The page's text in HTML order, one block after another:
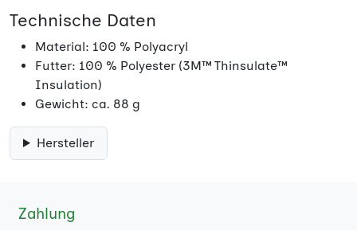
Technische Daten
Material: 100 % Polyacryl
Futter: 100 % Polyester (3M™ Thinsulate™
Insulation)
Gewicht: ca. 88 g
Hersteller
Zahlung